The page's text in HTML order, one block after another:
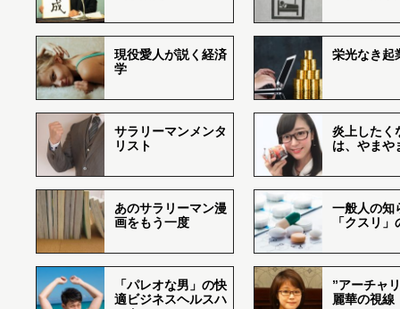
現役愛人が説く経済
学
栄光なき起
サラリーマンメンタ
リスト
炎上したく
は、やまや
あのサラリーマン漫
画をもう一度
一般人の知
「クスリ
「パレオな男」の快
適ビジネスヘルスハ
”アーチャ
麗華の視線